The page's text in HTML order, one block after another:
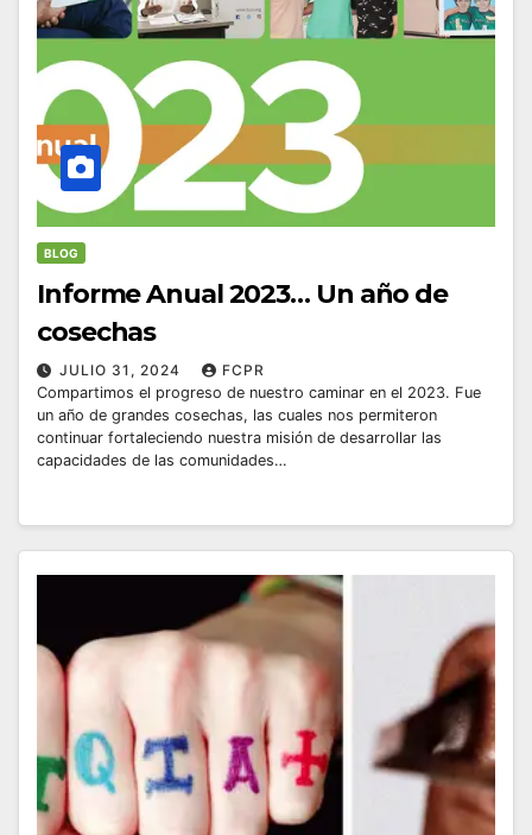
BLOG
Informe Anual 2023… Un año de
cosechas
JULIO 31, 2024
FCPR
Compartimos el progreso de nuestro caminar en el 2023. Fue
un año de grandes cosechas, las cuales nos permiteron
continuar fortaleciendo nuestra misión de desarrollar las
capacidades de las comunidades…